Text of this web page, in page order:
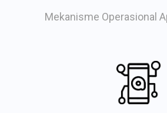
Mekanisme Operasional